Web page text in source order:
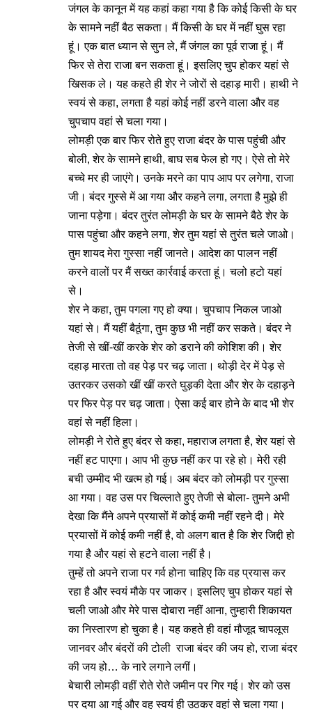
जंगल के कानून में यह कहां कहा गया है कि कोई किसी के घर
के सामने नहीं बैठ सकता। मैं किसी के घर में नहीं घुस रहा
हूं। एक बात ध्यान से सुन ले, मैं जंगल का पूर्व राजा हूं। मैं
फिर से तेरा राजा बन सकता हूं। इसलिए चुप होकर यहां से
खिसक ले। यह कहते ही शेर ने जोरों से दहाड़ मारी। हाथी ने
स्वयं से कहा, लगता है यहां कोई नहीं डरने वाला और वह
चुपचाप वहां से चला गया।
लोमड़ी एक बार फिर रोते हुए राजा बंदर के पास पहुंची और
बोली, शेर के सामने हाथी, बाघ सब फेल हो गए। ऐसे तो मेरे
बच्चे मर ही जाएंगे। उनके मरने का पाप आप पर लगेगा, राजा
जी। बंदर गुस्से में आ गया और कहने लगा, लगता है मुझे ही
जाना पड़ेगा। बंदर तुरंत लोमड़ी के घर के सामने बैठे शेर के
पास पहुंचा और कहने लगा, शेर तुम यहां से तुरंत चले जाओ।
तुम शायद मेरा गुस्सा नहीं जानते। आदेश का पालन नहीं
करने वालों पर मैं सख्त कार्रवाई करता हूं। चलो हटो यहां
से।
शेर ने कहा, तुम पगला गए हो क्या। चुपचाप निकल जाओ
यहां से। मैं यहीं बैठूंगा, तुम कुछ भी नहीं कर सकते। बंदर ने
तेजी से खीं-खीं करके शेर को डराने की कोशिश की। शेर
दहाड़ मारता तो वह पेड़ पर चढ़ जाता। थोड़ी देर में पेड़ से
उतरकर उसको खीं खीं करते घुड़की देता और शेर के दहाड़ने
पर फिर पेड़ पर चढ़ जाता। ऐसा कई बार होने के बाद भी शेर
वहां से नहीं हिला।
लोमड़ी ने रोते हुए बंदर से कहा, महाराज लगता है, शेर यहां से
नहीं हट पाएगा। आप भी कुछ नहीं कर पा रहे हो। मेरी रही
बची उम्मीद भी खत्म हो गई। अब बंदर को लोमड़ी पर गुस्सा
आ गया। वह उस पर चिल्लाते हुए तेजी से बोला- तुमने अभी
देखा कि मैंने अपने प्रयासों में कोई कमी नहीं रहने दी। मेरे
प्रयासों में कोई कमी नहीं है, वो अलग बात है कि शेर जिद्दी हो
गया है और यहां से हटने वाला नहीं है।
तुम्हें तो अपने राजा पर गर्व होना चाहिए कि वह प्रयास कर
रहा है और स्वयं मौके पर जाकर। इसलिए चुप होकर यहां से
चली जाओ और मेरे पास दोबारा नहीं आना, तुम्हारी शिकायत
का निस्तारण हो चुका है। यह कहते ही वहां मौजूद चापलूस
जानवर और बंदरों की टोली राजा बंदर की जय हो, राजा बंदर
की जय हो… के नारे लगाने लगीं।
बेचारी लोमड़ी वहीं रोते रोते जमीन पर गिर गई। शेर को उस
पर दया आ गई और वह स्वयं ही उठकर वहां से चला गया।